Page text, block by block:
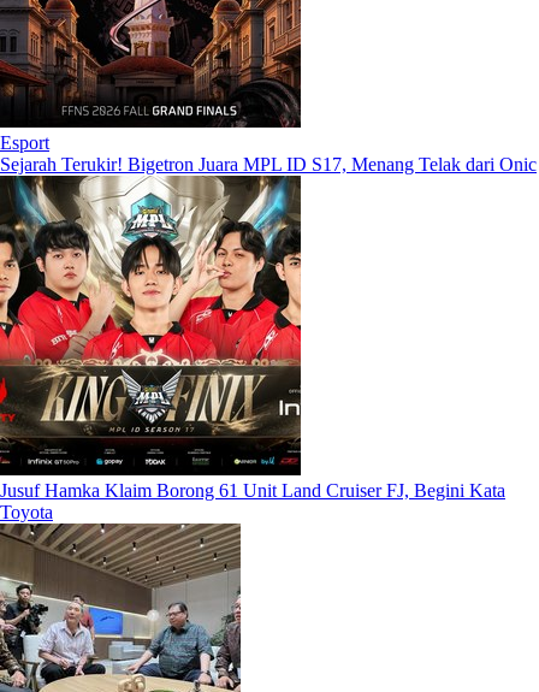
Esport
Sejarah Terukir! Bigetron Juara MPL ID S17, Menang Telak dari Onic
Jusuf Hamka Klaim Borong 61 Unit Land Cruiser FJ, Begini Kata
Toyota